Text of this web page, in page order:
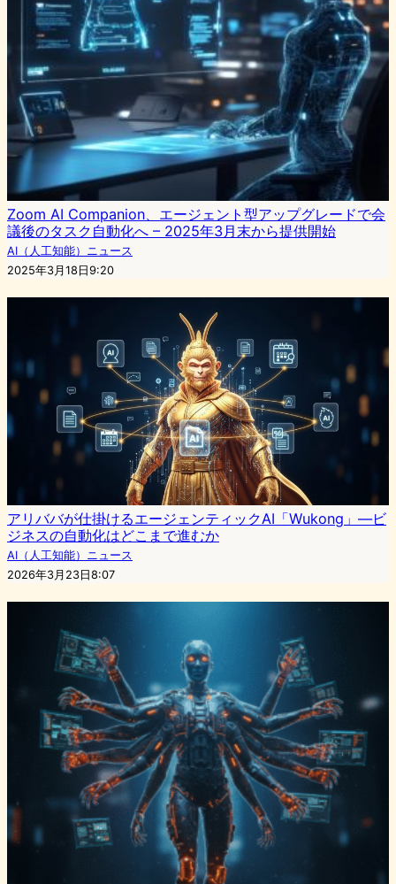
Zoom AI Companion、エージェント型アップグレードで会
議後のタスク自動化へ – 2025年3月末から提供開始
AI（人工知能）ニュース
2025年3月18日9:20
アリババが仕掛けるエージェンティックAI「Wukong」―ビ
ジネスの自動化はどこまで進むか
AI（人工知能）ニュース
2026年3月23日8:07